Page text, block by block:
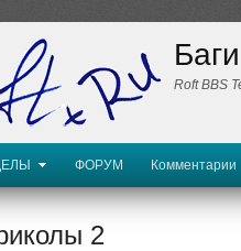
Roft BBS
ФОРУМ Комментарии
2